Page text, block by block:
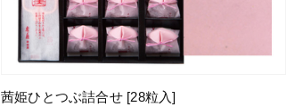
茜姫ひとつぶ詰合せ [28粒入]